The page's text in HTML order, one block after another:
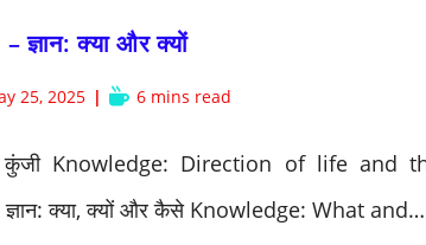
क्या और क्यों
25, 2025
Reading
6 mins read
कुंजी Knowledge: Direction of life and
क्या, क्यों और कैसे Knowledge: What and…